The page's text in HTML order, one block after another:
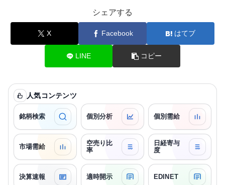
シェアする
X Facebook はてブ
LINE コピー
人気コンテンツ
銘柄検索 個別分析 個別需給
市場需給
空売り比
率
日経寄与
度
決算速報 適時開示 EDINET